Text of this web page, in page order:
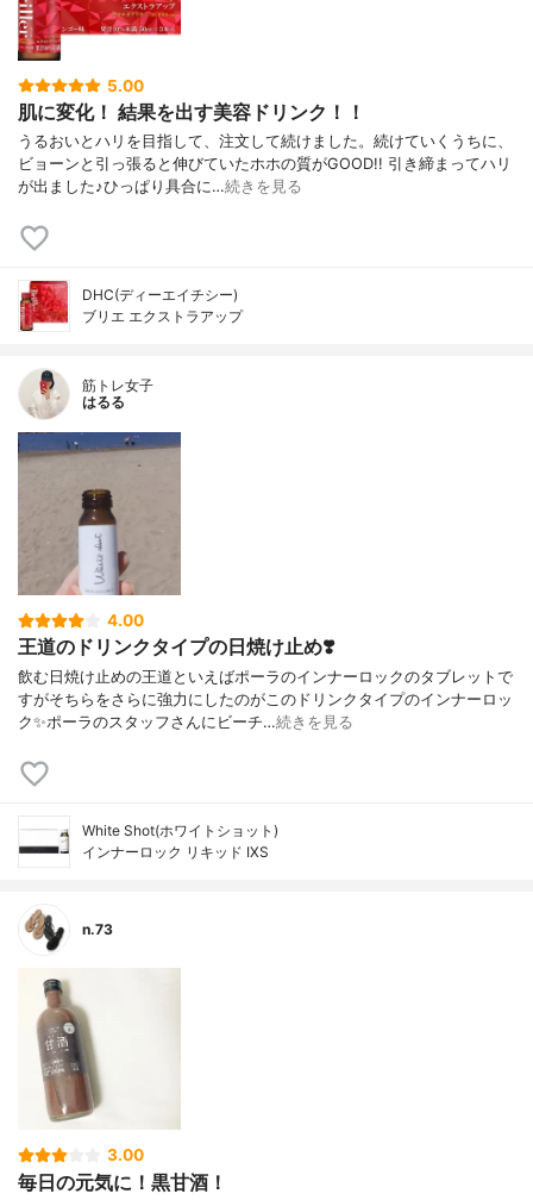
5.00
肌に変化！ 結果を出す美容ドリンク！！
うるおいとハリを目指して、注文して続けました。続けていくうちに、
ビョーンと引っ張ると伸びていたホホの質がGOOD!! 引き締まってハリ
が出ました♪ひっぱり具合に…続きを見る
DHC(ディーエイチシー)
ブリエ エクストラアップ
筋トレ女子
はるる
4.00
王道のドリンクタイプの日焼け止め❣️
飲む日焼け止めの王道といえばポーラのインナーロックのタブレットで
すがそちらをさらに強力にしたのがこのドリンクタイプのインナーロッ
ク✨ポーラのスタッフさんにビーチ…続きを見る
White Shot(ホワイトショット)
インナーロック リキッド IXS
n.73
3.00
毎日の元気に！黒甘酒！